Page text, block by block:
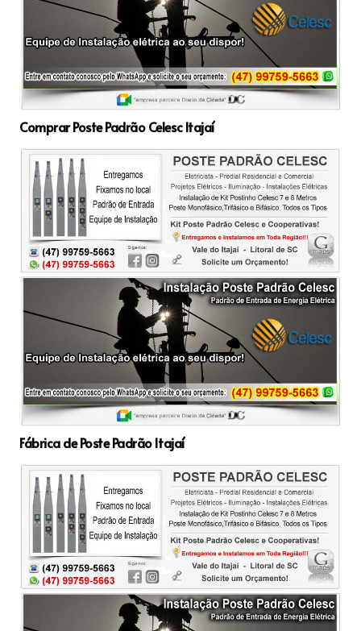
Comprar Poste Padrão Celesc Itajaí
Fábrica de Poste Padrão Itajaí